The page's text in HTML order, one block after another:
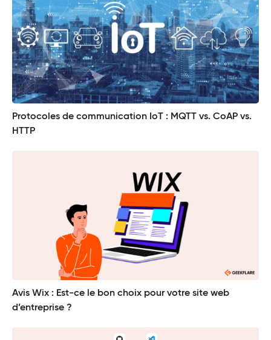
Protocoles de communication IoT : MQTT vs. CoAP vs.
HTTP
Avis Wix : Est-ce le bon choix pour votre site web
d’entreprise ?